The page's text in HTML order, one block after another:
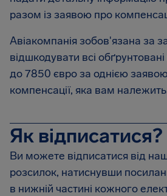
разом із заявою про
Авіакомпанія зобов'язана за
відшкодувати всі
до 7850 євро за однією
компенсації, яка вам
Як відписатися?
Ви можете відписатися від
розсилок, натиснувши
в нижній частині кожного